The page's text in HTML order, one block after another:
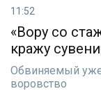
11:52
«Вору со
кражу
Обвиняемый
воровство